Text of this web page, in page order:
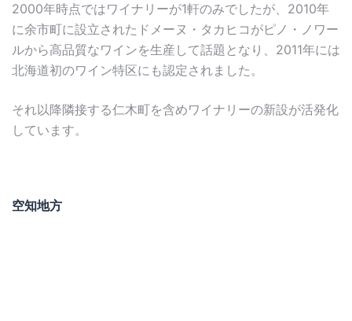
2000年時点ではワイナリーが1軒のみでしたが、2010年
に余市町に設立されたドメーヌ・タカヒコがピノ・ノワー
ルから高品質なワインを生産して話題となり、2011年には
北海道初のワイン特区にも認定されました。
それ以降隣接する仁木町を含めワイナリーの新設が活発化
しています。
空知地方